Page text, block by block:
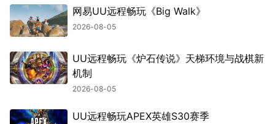
网易UU远程畅玩《Big Walk》
2026-08-05
UU远程畅玩《炉石传说》天梯环境与战棋新
机制
2026-08-05
UU远程畅玩APEX英雄S30赛季